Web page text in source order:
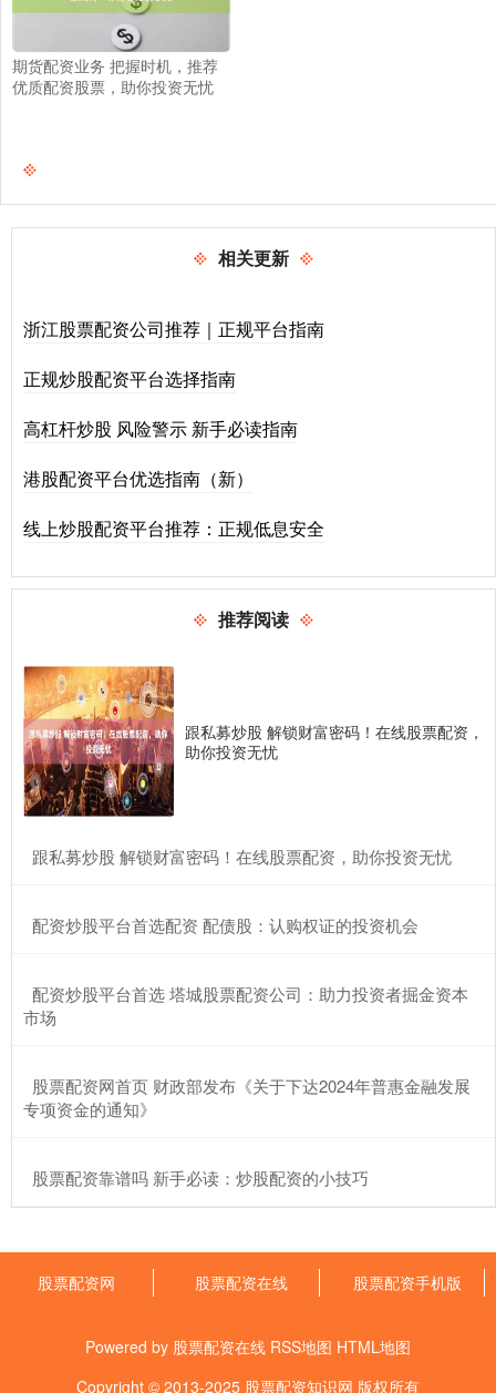
期货配资业务 把握时机，推荐
优质配资股票，助你投资无忧
相关更新
浙江股票配资公司推荐｜正规平台指南
正规炒股配资平台选择指南
高杠杆炒股 风险警示 新手必读指南
港股配资平台优选指南（新）
线上炒股配资平台推荐：正规低息安全
推荐阅读
跟私募炒股 解锁财富密码！在线股票配资，
助你投资无忧
​跟私募炒股 解锁财富密码！在线股票配资，助你投资无忧
​配资炒股平台首选配资 配债股：认购权证的投资机会
​配资炒股平台首选 塔城股票配资公司：助力投资者掘金资本
市场
​股票配资网首页 财政部发布《关于下达2024年普惠金融发展
专项资金的通知》
​股票配资靠谱吗 新手必读：炒股配资的小技巧
股票配资网 股票配资在线 股票配资手机版
Powered by 股票配资在线 RSS地图 HTML地图
Copyright © 2013-2025 股票配资知识网 版权所有